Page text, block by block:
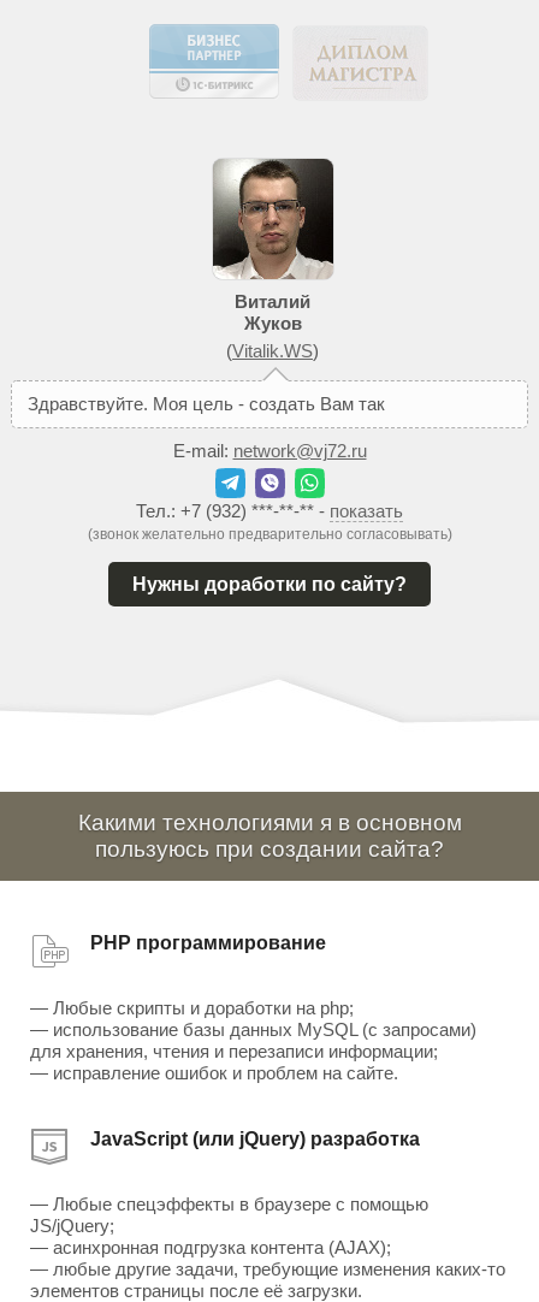
Виталий
Жуков
(Vitalik.WS)
Здравствуйте. Моя цель - создать Вам тако
E-mail: network@vj72.ru
Тел.: +7 (932) ***-**-** - показать
(звонок желательно предварительно согласовывать)
Нужны доработки по сайту?
Какими технологиями я в основном
пользуюсь при создании сайта?
PHP программирование
— Любые скрипты и доработки на php;
— использование базы данных MySQL (с запросами)
для хранения, чтения и перезаписи информации;
— исправление ошибок и проблем на сайте.
JavaScript (или jQuery) разработка
— Любые спецэффекты в браузере с помощью
JS/jQuery;
— асинхронная подгрузка контента (AJAX);
— любые другие задачи, требующие изменения каких-то
элементов страницы после её загрузки.